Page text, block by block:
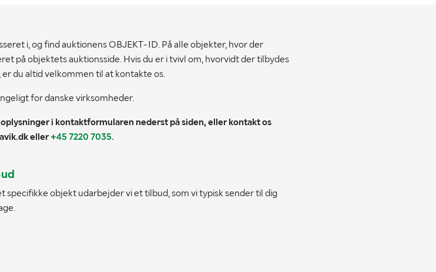
i, og find auktionens OBJEKT-ID. På alle objekter, hvor der
på objektets auktionsside. Hvis du er i tvivl om, hvorvidt der tilbydes
du altid velkommen til at kontakte os.
for danske virksomheder.
i kontaktformularen nederst på siden, eller kontakt os
eller +45 7220 7035.
specifikke objekt udarbejder vi et tilbud, som vi typisk sender til dig